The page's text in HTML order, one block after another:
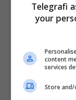
Telegrafi
your
content
services
Store